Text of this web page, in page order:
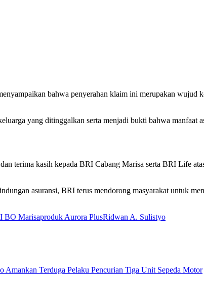
bahwa penyerahan klaim ini merupakan wujud
yang ditinggalkan serta menjadi bukti bahwa
terima kasih kepada BRI Cabang Marisa serta BRI Life
asuransi, BRI terus mendorong masyarakat untuk
BO Marisaproduk Aurora PlusRidwan A. Sulistyo
Amankan Terduga Pelaku Pencurian Tiga Unit Sepeda Motor